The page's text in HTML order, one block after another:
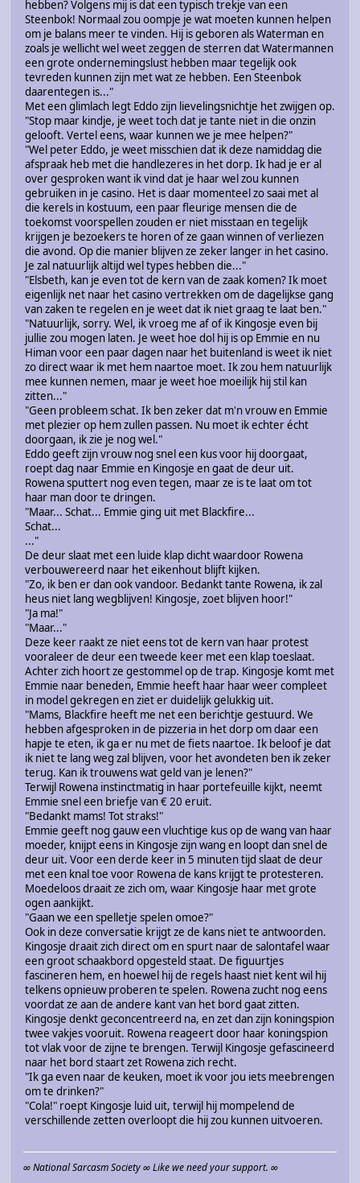
hebben? Volgens mij is dat een typisch trekje van een
Steenbok! Normaal zou oompje je wat moeten kunnen helpen
om je balans meer te vinden. Hij is geboren als Waterman en
zoals je wellicht wel weet zeggen de sterren dat Watermannen
een grote ondernemingslust hebben maar tegelijk ook
tevreden kunnen zijn met wat ze hebben. Een Steenbok
daarentegen is..."
Met een glimlach legt Eddo zijn lievelingsnichtje het zwijgen op.
"Stop maar kindje, je weet toch dat je tante niet in die onzin
gelooft. Vertel eens, waar kunnen we je mee helpen?"
"Wel peter Eddo, je weet misschien dat ik deze namiddag die
afspraak heb met die handlezeres in het dorp. Ik had je er al
over gesproken want ik vind dat je haar wel zou kunnen
gebruiken in je casino. Het is daar momenteel zo saai met al
die kerels in kostuum, een paar fleurige mensen die de
toekomst voorspellen zouden er niet misstaan en tegelijk
krijgen je bezoekers te horen of ze gaan winnen of verliezen
die avond. Op die manier blijven ze zeker langer in het casino.
Je zal natuurlijk altijd wel types hebben die..."
"Elsbeth, kan je even tot de kern van de zaak komen? Ik moet
eigenlijk net naar het casino vertrekken om de dagelijkse gang
van zaken te regelen en je weet dat ik niet graag te laat ben."
"Natuurlijk, sorry. Wel, ik vroeg me af of ik Kingosje even bij
jullie zou mogen laten. Je weet hoe dol hij is op Emmie en nu
Himan voor een paar dagen naar het buitenland is weet ik niet
zo direct waar ik met hem naartoe moet. Ik zou hem natuurlijk
mee kunnen nemen, maar je weet hoe moeilijk hij stil kan
zitten..."
"Geen probleem schat. Ik ben zeker dat m'n vrouw en Emmie
met plezier op hem zullen passen. Nu moet ik echter écht
doorgaan, ik zie je nog wel."
Eddo geeft zijn vrouw nog snel een kus voor hij doorgaat,
roept dag naar Emmie en Kingosje en gaat de deur uit.
Rowena sputtert nog even tegen, maar ze is te laat om tot
haar man door te dringen.
"Maar... Schat... Emmie ging uit met Blackfire...
Schat...
..."
De deur slaat met een luide klap dicht waardoor Rowena
verbouwereerd naar het eikenhout blijft kijken.
"Zo, ik ben er dan ook vandoor. Bedankt tante Rowena, ik zal
heus niet lang wegblijven! Kingosje, zoet blijven hoor!"
"Ja ma!"
"Maar..."
Deze keer raakt ze niet eens tot de kern van haar protest
vooraleer de deur een tweede keer met een klap toeslaat.
Achter zich hoort ze gestommel op de trap. Kingosje komt met
Emmie naar beneden, Emmie heeft haar haar weer compleet
in model gekregen en ziet er duidelijk gelukkig uit.
"Mams, Blackfire heeft me net een berichtje gestuurd. We
hebben afgesproken in de pizzeria in het dorp om daar een
hapje te eten, ik ga er nu met de fiets naartoe. Ik beloof je dat
ik niet te lang weg zal blijven, voor het avondeten ben ik zeker
terug. Kan ik trouwens wat geld van je lenen?"
Terwijl Rowena instinctmatig in haar portefeuille kijkt, neemt
Emmie snel een briefje van € 20 eruit.
"Bedankt mams! Tot straks!"
Emmie geeft nog gauw een vluchtige kus op de wang van haar
moeder, knijpt eens in Kingosje zijn wang en loopt dan snel de
deur uit. Voor een derde keer in 5 minuten tijd slaat de deur
met een knal toe voor Rowena de kans krijgt te protesteren.
Moedeloos draait ze zich om, waar Kingosje haar met grote
ogen aankijkt.
"Gaan we een spelletje spelen omoe?"
Ook in deze conversatie krijgt ze de kans niet te antwoorden.
Kingosje draait zich direct om en spurt naar de salontafel waar
een groot schaakbord opgesteld staat. De figuurtjes
fascineren hem, en hoewel hij de regels haast niet kent wil hij
telkens opnieuw proberen te spelen. Rowena zucht nog eens
voordat ze aan de andere kant van het bord gaat zitten.
Kingosje denkt geconcentreerd na, en zet dan zijn koningspion
twee vakjes vooruit. Rowena reageert door haar koningspion
tot vlak voor de zijne te brengen. Terwijl Kingosje gefascineerd
naar het bord staart zet Rowena zich recht.
"Ik ga even naar de keuken, moet ik voor jou iets meebrengen
om te drinken?"
"Cola!" roept Kingosje luid uit, terwijl hij mompelend de
verschillende zetten overloopt die hij zou kunnen uitvoeren.
∞ National Sarcasm Society ∞ Like we need your support. ∞